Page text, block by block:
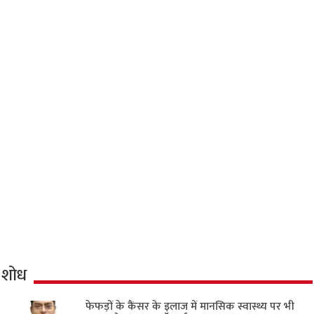
शोध
फेफड़ों के कैंसर के इलाज में मानसिक स्वास्थ्य पर भी